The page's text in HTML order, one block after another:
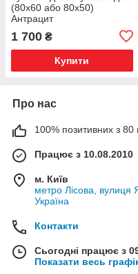
(80х60 або 80х50)
Антрацит
1 700 ₴
Купити
Про нас
100% позитивних з 80
Працює з 10.08.2010
м. Київ
метро Лісова, вулиця
Україна
Контакти
Сьогодні працює з
Показати весь